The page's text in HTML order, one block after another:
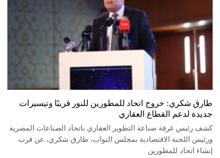
طارق شكري: خروج اتحاد للمطورين للنور قريبًا وتيسيرات
جديدة لدعم القطاع العقاري
كشف رئيس غرفة صناعة التطوير العقاري باتحاد الصناعات المصرية
ورئيس اللجنة الاقتصادية بمجلس النواب، طارق شكري، عن قرب
إنشاء اتحاد للمطورين